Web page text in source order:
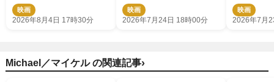
スと共演！
映画
2026年8月4日 17時30分
インタビュー動画解禁
映画
2026年7月24日 18時00分
記録
映画
2026年7月
Michael／マイケル の関連記事›